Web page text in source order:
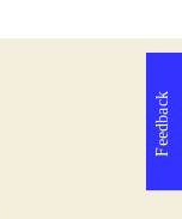
Feedback